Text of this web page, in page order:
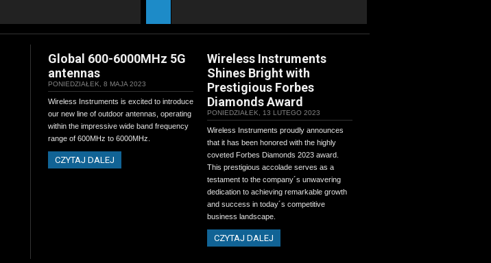
Global 600-6000MHz 5G
antennas
PONIEDZIAŁEK, 8 MAJA 2023
Wireless Instruments is excited to introduce
our new line of outdoor antennas, operating
within the impressive wide band frequency
range of 600MHz to 6000MHz.
CZYTAJ DALEJ
Wireless Instruments
Shines Bright with
Prestigious Forbes
Diamonds Award
PONIEDZIAŁEK, 13 LUTEGO 2023
Wireless Instruments proudly announces
that it has been honored with the highly
coveted Forbes Diamonds 2023 award.
This prestigious accolade serves as a
testament to the company´s unwavering
dedication to achieving remarkable growth
and success in today´s competitive
business landscape.
CZYTAJ DALEJ